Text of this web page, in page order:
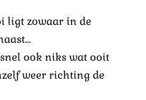
ligt zowaar ín de
ook niks wat ooit
weer richting de